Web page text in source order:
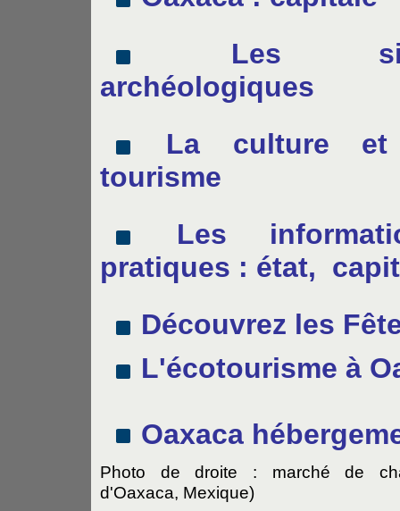
Les
archéologiques
La culture
tourisme
Les
pratiques : état,
Découvrez les
L'écotourisme à
Oaxaca
Photo de droite : marché de
d'Oaxaca, Mexique)